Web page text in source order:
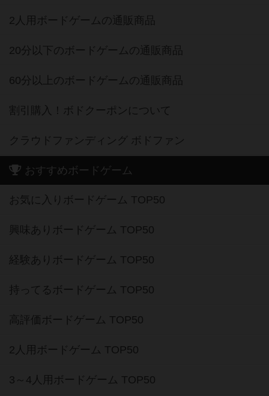
2人用ボードゲームの通販商品
20分以下のボードゲームの通販商品
60分以上のボードゲームの通販商品
割引購入！ボドクーポンについて
クラウドファンディング ボドファン
おすすめボードゲーム
お気に入りボードゲーム TOP50
興味ありボードゲーム TOP50
経験ありボードゲーム TOP50
持ってるボードゲーム TOP50
高評価ボードゲーム TOP50
2人用ボードゲーム TOP50
3～4人用ボードゲーム TOP50